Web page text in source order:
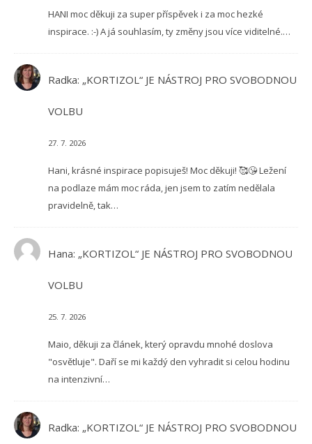
HANI moc děkuji za super příspěvek i za moc hezké
inspirace. :-) A já souhlasím, ty změny jsou více viditelné.…
Radka: „KORTIZOL“ JE NÁSTROJ PRO SVOBODNOU
VOLBU
27. 7. 2026
Hani, krásné inspirace popisuješ! Moc děkuji! 🥰😘 Ležení
na podlaze mám moc ráda, jen jsem to zatím nedělala
pravidelně, tak…
Hana: „KORTIZOL“ JE NÁSTROJ PRO SVOBODNOU
VOLBU
25. 7. 2026
Maio, děkuji za článek, který opravdu mnohé doslova
"osvětluje". Daří se mi každý den vyhradit si celou hodinu
na intenzivní…
Radka: „KORTIZOL“ JE NÁSTROJ PRO SVOBODNOU